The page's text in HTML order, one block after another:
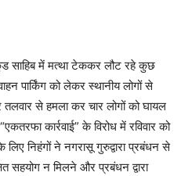
में मत्था टेककर लौट रहे कुछ
पार्किंग को लेकर स्थानीय लोगों से
से हमला कर चार लोगों को घायल
कार्रवाई” के विरोध में रविवार को
निहंगों ने नगरासू गुरुद्वारा प्रबंधन से
सहयोग न मिलने और प्रबंधन द्वारा